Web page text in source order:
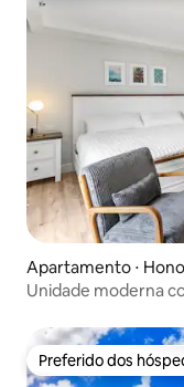
Apartamento ⋅
Unidade moderna
Preferido dos
Preferido dos